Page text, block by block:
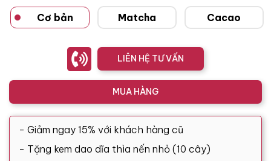
Cơ bản Matcha Cacao
LIÊN HỆ TƯ VẤN
MUA HÀNG
- Giảm ngay 15% với khách hàng cũ
- Tặng kem dao dĩa thìa nến nhỏ (10 cây)